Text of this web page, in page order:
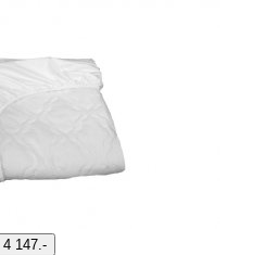
4 147.-